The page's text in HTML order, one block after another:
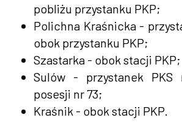
pobliżu przystanku PKP;
Polichna Kraśnicka -
obok przystanku PKP;
Szastarka - obok stacji PKP;
Sulów - przystanek PKS
posesji nr 73;
Kraśnik - obok stacji PKP.